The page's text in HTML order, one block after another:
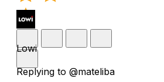
Lowi
Replying to @mateliba